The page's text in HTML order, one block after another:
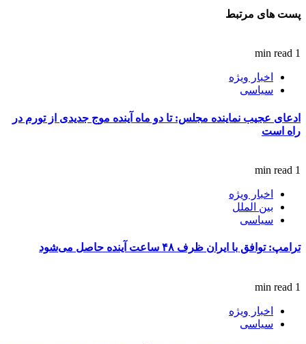
پست های مرتبط
1 min read
اخبار ویژه
سیاسی
ادعای عجیب نماینده مجلس: تا دو ماه آینده موج جدیدی از تورم در
راه است
1 min read
اخبار ویژه
بین الملل
سیاسی
ترامپ: توافق با ایران ظرف ۴۸ ساعت آینده حاصل می‌شود
1 min read
اخبار ویژه
سیاسی